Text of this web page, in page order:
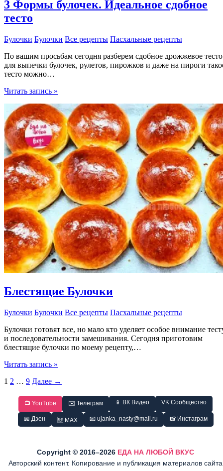
3 Формы булочек. Идеальное сдобное
тесто
Булочки Булочки Все рецепты Пасхальные рецепты
По вашим просьбам сегодня разберем сдобное дрожжевое тесто
для выпечки булочек, рулетов, пирожков и даже на пироги
тесто можно…
3
булочек.
Идеальное
сдобное
тесто
Читать запись »
Блестящие Булочки
Булочки Булочки Все рецепты Пасхальные рецепты
Булочки готовят все, но мало кто уделяет особое внимание
и последовательности замешивания. Сегодня приготовим
блестящие булочки по моему рецепту,…
Блестящие
Читать запись »
1 2 … 9 Далее →
📺 YouTube ✉️ Телеграм 📱 ВК Видео VK Сообщество
📖 Дзен 🆕 MAX 📧 ujanka_nasty@mail.ru 📸 Инстаграм
Copyright © 2016–2026 ЕДА НА ЛЮБОЙ ВКУС
Авторский контент. Копирование и публикация материалов сайта